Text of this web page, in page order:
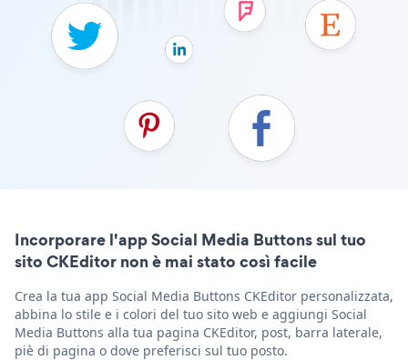
Incorporare l'app Social Media Buttons sul tuo
sito CKEditor non è mai stato così facile
Crea la tua app Social Media Buttons CKEditor personalizzata,
abbina lo stile e i colori del tuo sito web e aggiungi Social
Media Buttons alla tua pagina CKEditor, post, barra laterale,
piè di pagina o dove preferisci sul tuo posto.